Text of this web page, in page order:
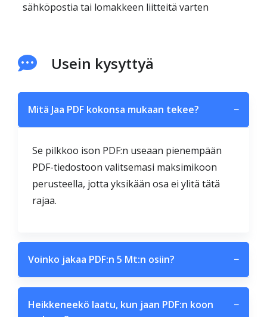
sähköpostia tai lomakkeen liitteitä varten
Usein kysyttyä
Mitä Jaa PDF kokonsa mukaan tekee? −
Se pilkkoo ison PDF:n useaan pienempään
PDF-tiedostoon valitsemasi maksimikoon
perusteella, jotta yksikään osa ei ylitä tätä
rajaa.
Voinko jakaa PDF:n 5 Mt:n osiin? −
Heikkeneekö laatu, kun jaan PDF:n koon
−